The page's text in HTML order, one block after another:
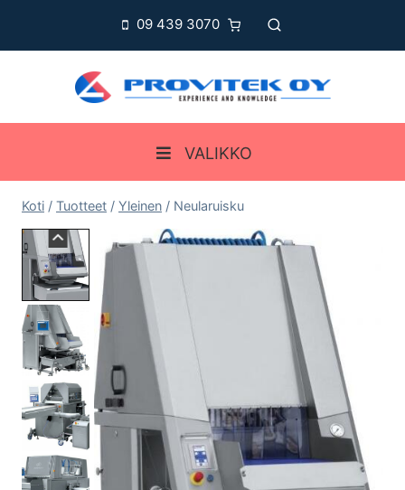
09 439 3070
VALIKKO
Koti / Tuotteet / Yleinen / Neularuisku